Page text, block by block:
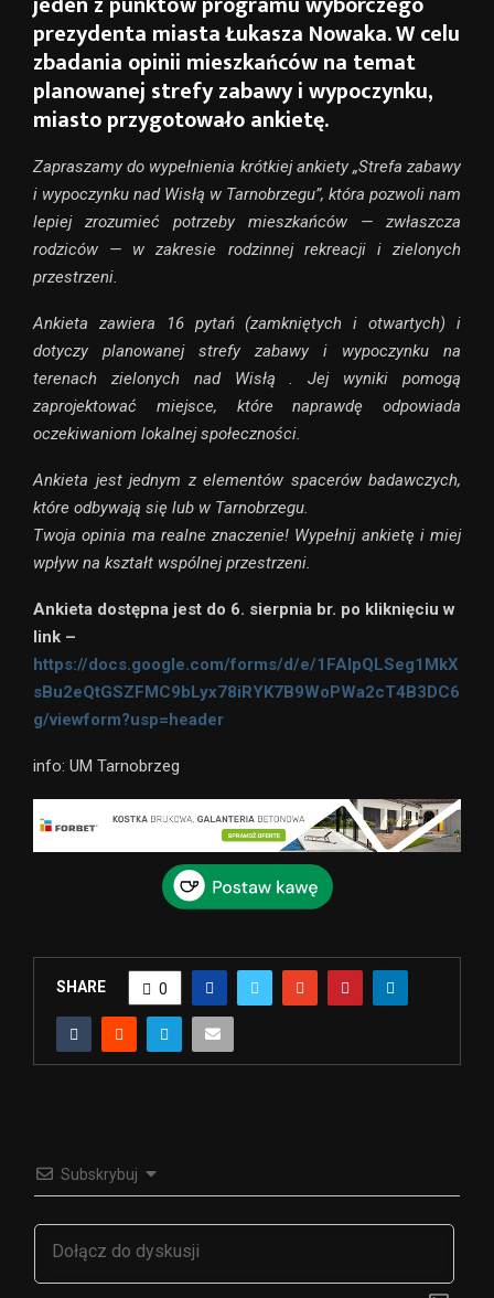
prezydenta miasta Łukasza Nowaka. W celu
zbadania opinii mieszkańców na temat
planowanej strefy zabawy i wypoczynku,
miasto przygotowało ankietę.
Zapraszamy do wypełnienia krótkiej ankiety „Strefa zabawy
i wypoczynku nad Wisłą w Tarnobrzegu”, która pozwoli nam
lepiej zrozumieć potrzeby mieszkańców — zwłaszcza
rodziców — w zakresie rodzinnej rekreacji i zielonych
przestrzeni.
Ankieta zawiera 16 pytań (zamkniętych i otwartych) i
dotyczy planowanej strefy zabawy i wypoczynku na
terenach zielonych nad Wisłą . Jej wyniki pomogą
zaprojektować miejsce, które naprawdę odpowiada
oczekiwaniom lokalnej społeczności.
Ankieta jest jednym z elementów spacerów badawczych,
które odbywają się lub w Tarnobrzegu.
Twoja opinia ma realne znaczenie! Wypełnij ankietę i miej
wpływ na kształt wspólnej przestrzeni.
Ankieta dostępna jest do 6. sierpnia br. po kliknięciu w
link –
https://docs.google.com/forms/d/e/1FAIpQLSeg1MkX
sBu2eQtGSZFMC9bLyx78iRYK7B9WoPWa2cT4B3DC6
g/viewform?usp=header
info: UM Tarnobrzeg
SHARE 0
Subskrybuj